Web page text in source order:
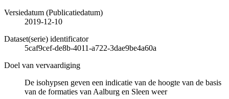
Versiedatum (Publicatiedatum)
2019-12-10
Dataset(serie) identificator
5caf9cef-de8b-4011-a722-3dae9be4a60a
Doel van vervaardiging
De isohypsen geven een indicatie van de hoogte van de basis
van de formaties van Aalburg en Sleen weer